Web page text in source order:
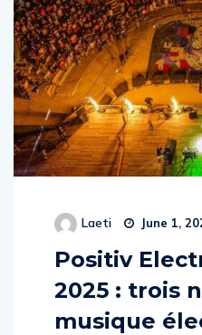
Laeti June 1,
Positiv
2025 : trois
musique